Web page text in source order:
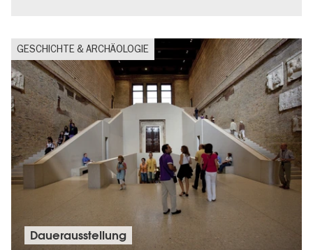
GESCHICHTE & ARCHÄOLOGIE
Dauer­aus­stel­lung